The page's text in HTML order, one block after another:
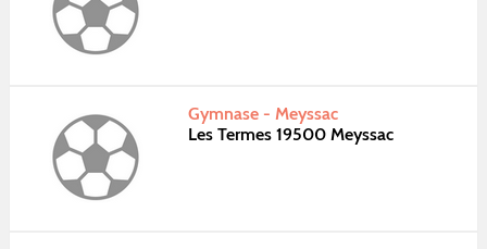
Gymnase - Meyssac
Les Termes 19500 Meyssac